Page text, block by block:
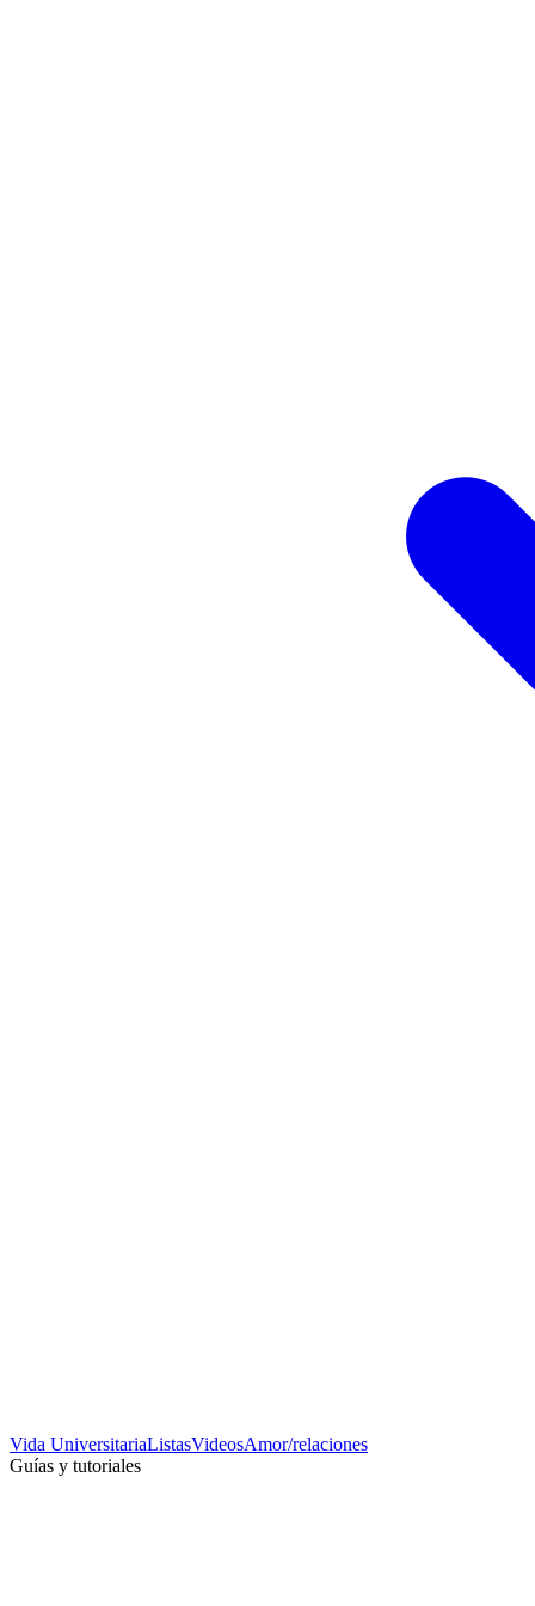
Vida UniversitariaListasVideosAmor/relaciones
Guías y tutoriales